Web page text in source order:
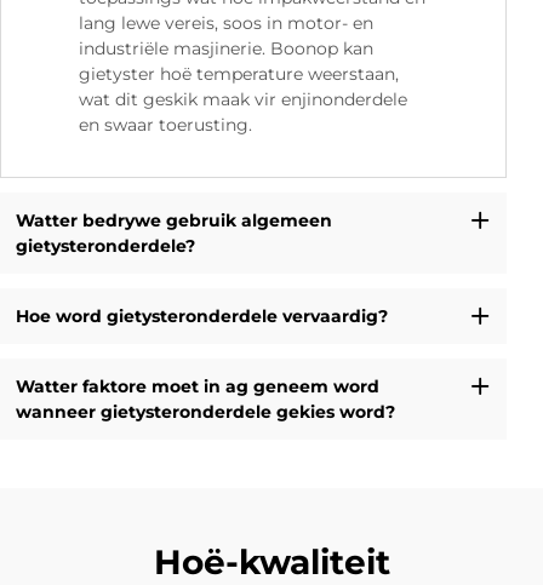
lang lewe vereis, soos in motor- en
industriële masjinerie. Boonop kan
gietyster hoë temperature weerstaan,
wat dit geskik maak vir enjinonderdele
en swaar toerusting.
Watter bedrywe gebruik algemeen
gietysteronderdele?
Hoe word gietysteronderdele vervaardig?
Watter faktore moet in ag geneem word
wanneer gietysteronderdele gekies word?
Hoë-kwaliteit